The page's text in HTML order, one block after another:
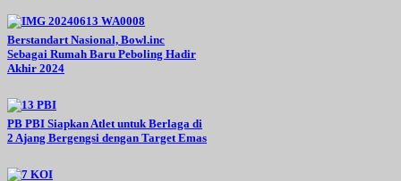
Berstandart Nasional, Bowl.inc
Sebagai Rumah Baru Peboling Hadir
Akhir 2024
PB PBI Siapkan Atlet untuk Berlaga di
2 Ajang Bergengsi dengan Target Emas